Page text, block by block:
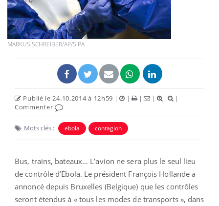
MARKUS SCHREIBER/AP/SIPA
Publié le 24.10.2014 à 12h59 | | | |
|
Commenter
Mots clés : ebola contagion
Bus, trains, bateaux… L’avion ne sera plus le seul lieu
de contrôle d’Ebola. Le président François Hollande a
annoncé depuis Bruxelles (Belgique) que les contrôles
seront étendus à « tous les modes de transports », dans